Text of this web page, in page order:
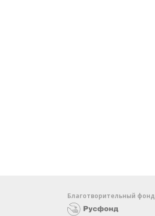
Благотворительный фонд